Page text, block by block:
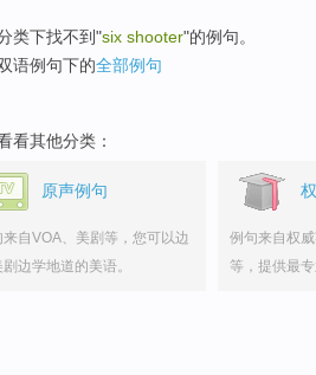
类下找不到"six shooter"的例句。
语例句下的全部例句
看其他分类：
原声例句
来自VOA、美剧等，您可以边
边学地道的美语。
例句来自权
等，提供最专